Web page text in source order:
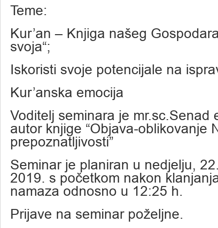
Teme:
Kur’an – Knjiga našeg
svoja“;
Iskoristi svoje potencijale na
Kur’anska emocija
Voditelj seminara je mr.sc.Senad
autor knjige “Objava-oblikovanje
prepoznatljivosti”
Seminar je planiran u nedjelju,
2019. s početkom nakon
namaza odnosno u 12:25 h.
Prijave na seminar poželjne.